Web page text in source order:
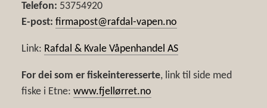
Telefon: 53754920
E-post: firmapost@rafdal-vapen.no
Link: Rafdal & Kvale Våpenhandel AS
For dei som er fiskeinteresserte, link til side med
fiske i Etne: www.fjellørret.no